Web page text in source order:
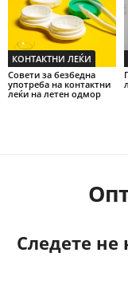
КОНТАКТНИ ЛЕЌИ
Совети за безбедна
употреба на контактни
леќи на летен одмор
Следете не